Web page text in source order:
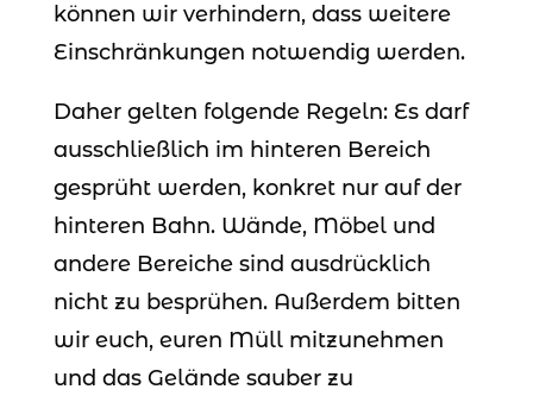
können wir verhindern, dass weitere
Einschränkungen notwendig werden.
Daher gelten folgende Regeln: Es darf
ausschließlich im hinteren Bereich
gesprüht werden, konkret nur auf der
hinteren Bahn. Wände, Möbel und
andere Bereiche sind ausdrücklich
nicht zu besprühen. Außerdem bitten
wir euch, euren Müll mitzunehmen
und das Gelände sauber zu